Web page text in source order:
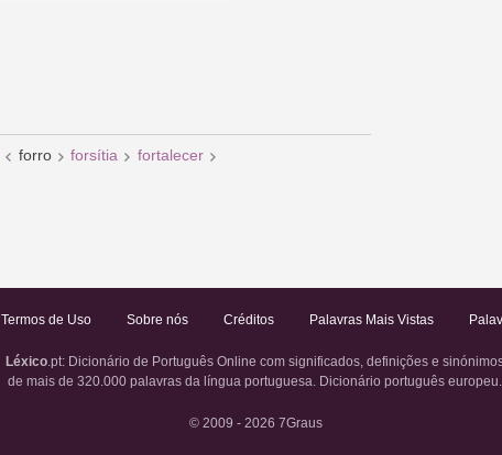
forro forsítia fortalecer
Termos de Uso Sobre nós Créditos Palavras Mais Vistas
Léxico.pt: Dicionário de Português Online com significados, definições e
de mais de 320.000 palavras da língua portuguesa. Dicionário português europeu.
© 2009 - 2026 7Graus